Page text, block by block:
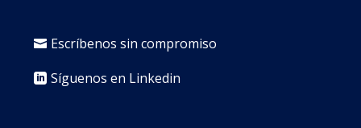
n
s
Escríbenos sin compromiso
Síguenos en Linkedin